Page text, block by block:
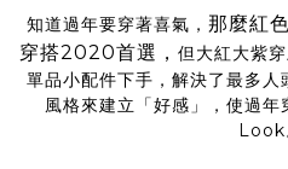
知道過年要穿著喜氣， 那麼紅
穿搭2020首選， 但大紅大紫
單品小配件下手，解決了最多
風格來建立「好感」，使過年
Look